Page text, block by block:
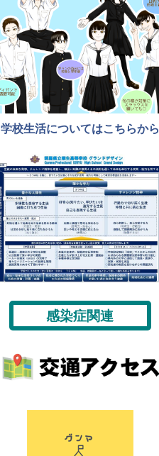
学校生活についてはこちらから
感染症関連